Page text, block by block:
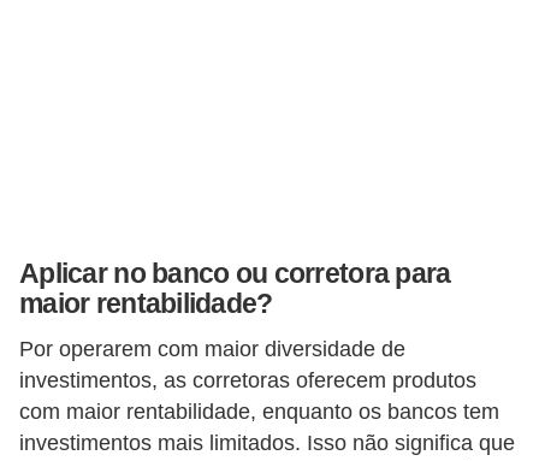
Aplicar no banco ou corretora para
maior rentabilidade?
Por operarem com maior diversidade de
investimentos, as corretoras oferecem produtos
com maior rentabilidade, enquanto os bancos tem
investimentos mais limitados. Isso não significa que
i
ç
õ
e
s